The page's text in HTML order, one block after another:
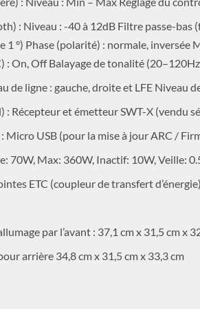
: Niveau : -40 à 12dB Filtre passe-
1 °) Phase (polarité) : normale,
: On, Off Balayage de tonalité
de ligne : gauche, droite et LFE Niveau
: Récepteur et émetteur SWT-X (vendu
Micro USB (pour la mise à jour ARC /
70W, Max: 360W, Inactif: 10W, Veille:
ETC (coupleur de transfert d’énergie)
par l’avant : 37,1 cm x 31,5 cm x
arrière 34,8 cm x 31,5 cm x 33,3 cm